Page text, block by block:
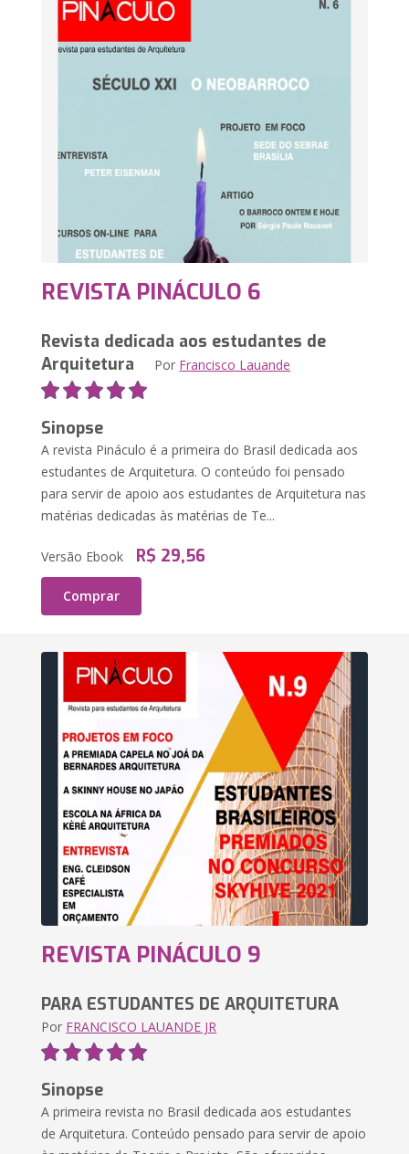
REVISTA PINÁCULO 6
Revista dedicada aos estudantes de
Arquitetura Por Francisco Lauande
Sinopse
A revista Pináculo é a primeira do Brasil dedicada aos
estudantes de Arquitetura. O conteúdo foi pensado
para servir de apoio aos estudantes de Arquitetura nas
matérias dedicadas às matérias de Te...
Versão Ebook R$ 29,56
Comprar
REVISTA PINÁCULO 9
PARA ESTUDANTES DE ARQUITETURA
Por FRANCISCO LAUANDE JR
Sinopse
A primeira revista no Brasil dedicada aos estudantes
de Arquitetura. Conteúdo pensado para servir de apoio